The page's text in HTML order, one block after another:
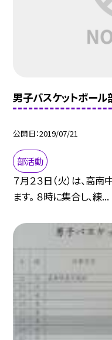
男子バスケットボール
公開日 2019/07/21
部活動
７月２３日（火）は、高
ます。 ８時に集合し、練...